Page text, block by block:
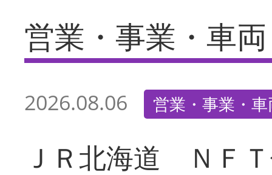
営業・事業・車両
2026.08.06 営業・事業・
ＪＲ北海道 ＮＦ